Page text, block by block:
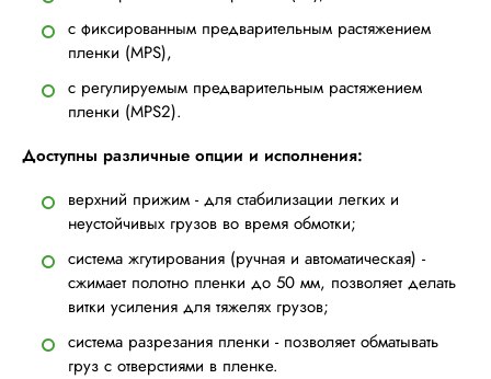
с фиксированным предварительным растяжением
пленки (MPS),
с регулируемым предварительным растяжением
пленки (MPS2).
Доступны различные опции и исполнения:
верхний прижим - для стабилизации легких и
неустойчивых грузов во время обмотки;
система жгутирования (ручная и автоматическая) -
сжимает полотно пленки до 50 мм, позволяет делать
витки усиления для тяжелях грузов;
система разрезания пленки - позволяет обматывать
груз с отверстиями в пленке.